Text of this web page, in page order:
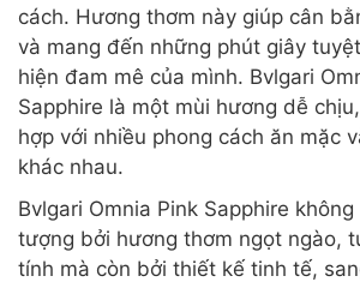
cách. Hương thơm này giúp cân
và mang đến những phút giây
hiện đam mê của mình. Bvlgari
Sapphire là một mùi hương dễ
hợp với nhiều phong cách ăn mặc
khác nhau.
Bvlgari Omnia Pink Sapphire
tượng bởi hương thơm ngọt ngào,
tính mà còn bởi thiết kế tinh tế,